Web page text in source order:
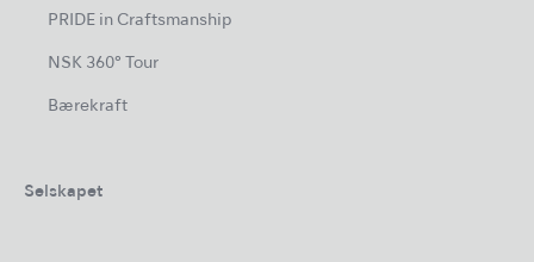
PRIDE in Craftsmanship
NSK 360° Tour
Bærekraft
Selskapet